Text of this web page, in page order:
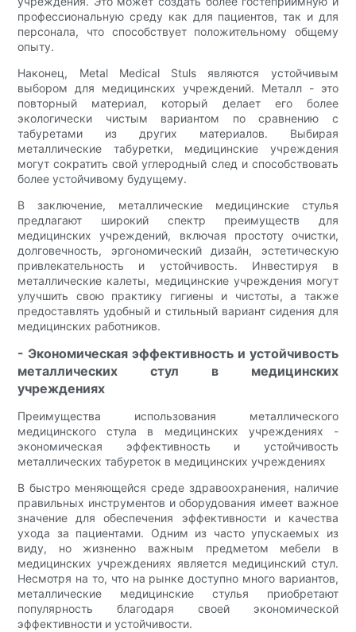
профессиональную среду как для пациентов, так и для
персонала, что способствует положительному общему
опыту.
Наконец, Metal Medical Stuls являются устойчивым
выбором для медицинских учреждений. Металл - это
повторный материал, который делает его более
экологически чистым вариантом по сравнению с
табуретами из других материалов. Выбирая
металлические табуретки, медицинские учреждения
могут сократить свой углеродный след и способствовать
более устойчивому будущему.
В заключение, металлические медицинские стулья
предлагают широкий спектр преимуществ для
медицинских учреждений, включая простоту очистки,
долговечность, эргономический дизайн, эстетическую
привлекательность и устойчивость. Инвестируя в
металлические калеты, медицинские учреждения могут
улучшить свою практику гигиены и чистоты, а также
предоставлять удобный и стильный вариант сидения для
медицинских работников.
- Экономическая эффективность и устойчивость
металлических стул в медицинских
учреждениях
Преимущества использования металлического
медицинского стула в медицинских учреждениях -
экономическая эффективность и устойчивость
металлических табуреток в медицинских учреждениях
В быстро меняющейся среде здравоохранения, наличие
правильных инструментов и оборудования имеет важное
значение для обеспечения эффективности и качества
ухода за пациентами. Одним из часто упускаемых из
виду, но жизненно важным предметом мебели в
медицинских учреждениях является медицинский стул.
Несмотря на то, что на рынке доступно много вариантов,
металлические медицинские стулья приобретают
популярность благодаря своей экономической
эффективности и устойчивости.